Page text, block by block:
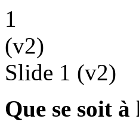
Slide 1 (v2)
Que se soit